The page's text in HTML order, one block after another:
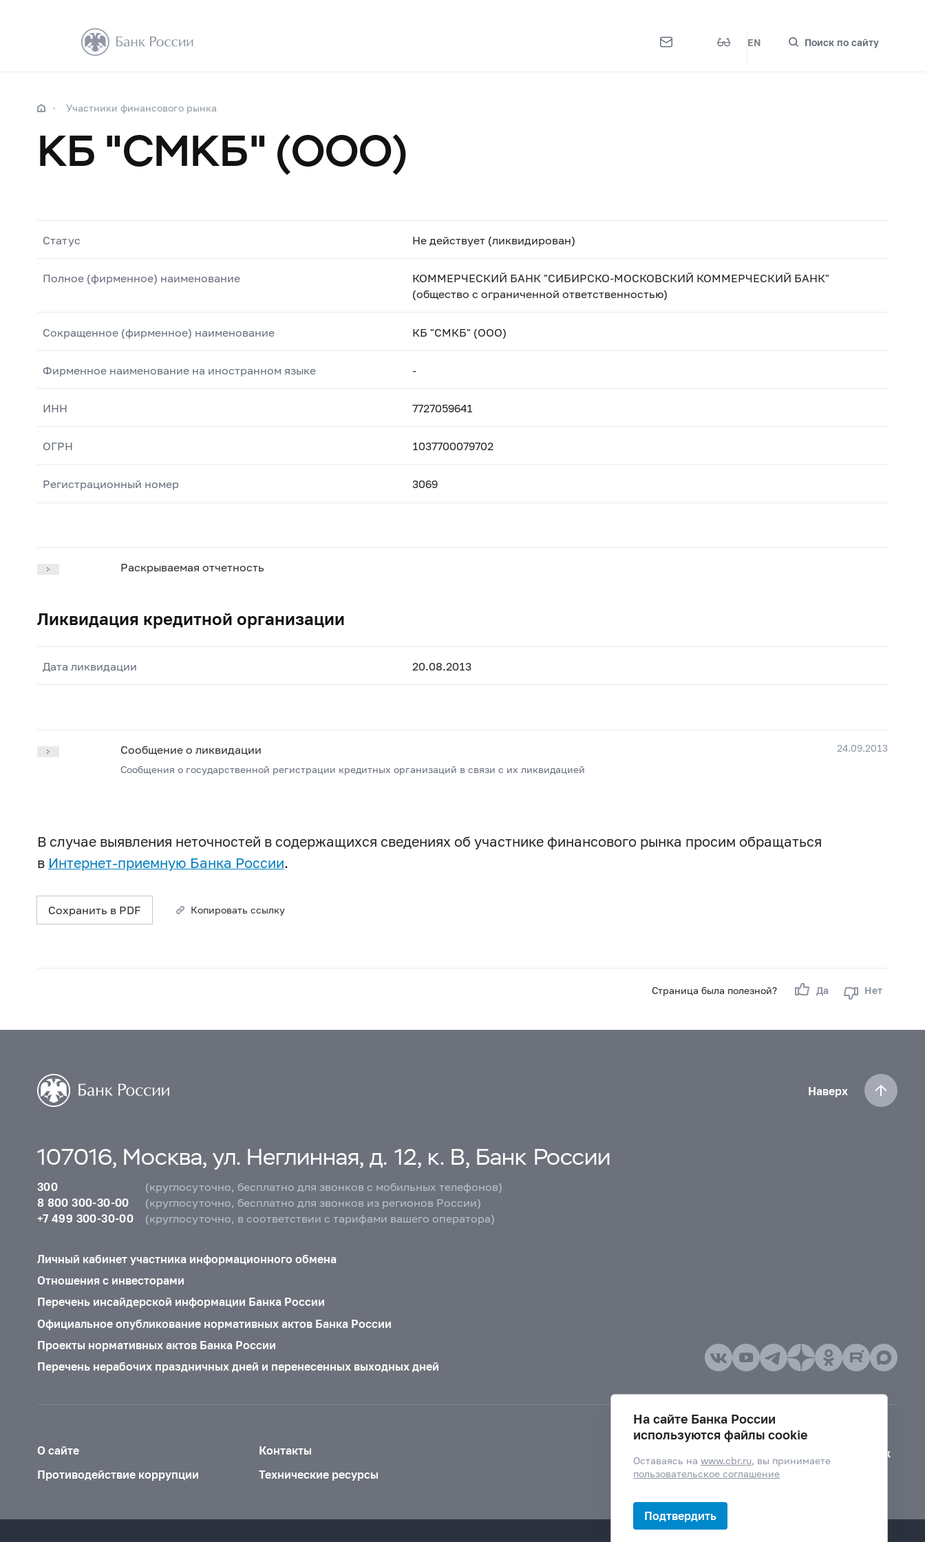
EN Поиск по сайту
Участники финансового рынка
КБ "СМКБ" (ООО)
Статус Не действует (ликвидирован)
Полное (фирменное) наименование
КОММЕРЧЕСКИЙ БАНК "СИБИРСКО-МОСКОВСКИЙ КОММЕРЧЕСКИЙ БАНК"
(общество с ограниченной ответственностью)
Сокращенное (фирменное) наименование КБ "СМКБ" (ООО)
Фирменное наименование на иностранном языке -
ИНН 7727059641
ОГРН 1037700079702
Регистрационный номер 3069
Раскрываемая отчетность
Ликвидация кредитной организации
Дата ликвидации 20.08.2013
24.09.2013
Сообщение о ликвидации
Сообщения о государственной регистрации кредитных организаций в связи с их ликвидацией
В случае выявления неточностей в содержащихся сведениях об участнике финансового рынка просим обращаться
в Интернет-приемную Банка России.
Сохранить в PDF Копировать ссылку
Страница была полезной? Да Нет
Наверх
107016, Москва, ул. Неглинная, д. 12, к. В, Банк России
300
(круглосуточно, бесплатно для звонков с мобильных телефонов)
8 800 300-30-00
(круглосуточно, бесплатно для звонков из регионов России)
+7 499 300-30-00
(круглосуточно, в соответствии с тарифами вашего оператора)
Личный кабинет участника информационного обмена
Отношения с инвесторами
Перечень инсайдерской информации Банка России
Официальное опубликование нормативных актов Банка России
Проекты нормативных актов Банка России
Перечень нерабочих праздничных дней и перенесенных выходных дней
О сайте
Контакты
Противодействие коррупции
Технические ресурсы
Версия для слабовидящих
На сайте Банка России
используются файлы cookie
Оставаясь наwww.cbr.ru, вы принимаете
пользовательское соглашение
Подтвердить